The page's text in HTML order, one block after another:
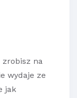
zrobisz na
wydaje ze
jak